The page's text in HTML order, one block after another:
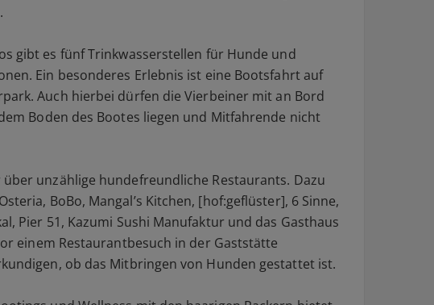
gibt es fünf Trinkwasserstellen für Hunde und
Ein besonderes Erlebnis ist eine Bootsfahrt auf
Auch hierbei dürfen die Vierbeiner mit an Bord
Boden des Bootes liegen und Mitfahrende nicht
unzählige hundefreundliche Restaurants. Dazu
BoBo, Mangal’s Kitchen, [hof:geflüster], 6 Sinne,
Pier 51, Kazumi Sushi Manufaktur und das Gasthaus
einem Restaurantbesuch in der Gaststätte
ob das Mitbringen von Hunden gestattet ist.